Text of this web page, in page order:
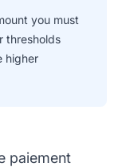
you must
thresholds
higher
paiement